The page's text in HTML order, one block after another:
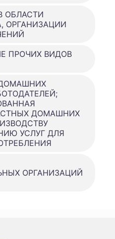
ОБЛАСТИ
ОРГАНИЗАЦИИ
ПРОЧИХ ВИДОВ
ДОМАШНИХ
УСЛУГ ДЛЯ
ОРГАНИЗАЦИЙ